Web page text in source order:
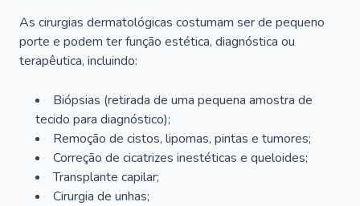
As cirurgias dermatológicas costumam ser de pequeno
porte e podem ter função estética, diagnóstica ou
terapêutica, incluindo:
Biópsias (retirada de uma pequena amostra de
tecido para diagnóstico);
Remoção de cistos, lipomas, pintas e tumores;
Correção de cicatrizes inestéticas e queloides;
Transplante capilar;
Cirurgia de unhas;